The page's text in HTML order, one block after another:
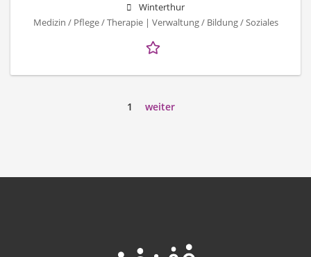
Winterthur
Medizin / Pflege / Therapie | Verwaltung / Bildung / Soziales
1 weiter